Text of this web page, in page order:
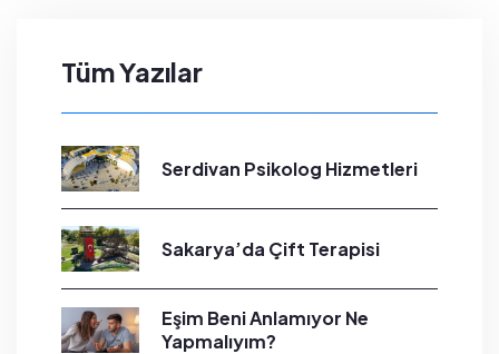
Tüm Yazılar
Serdivan Psikolog Hizmetleri
Sakarya’da Çift Terapisi
Eşim Beni Anlamıyor Ne
Yapmalıyım?